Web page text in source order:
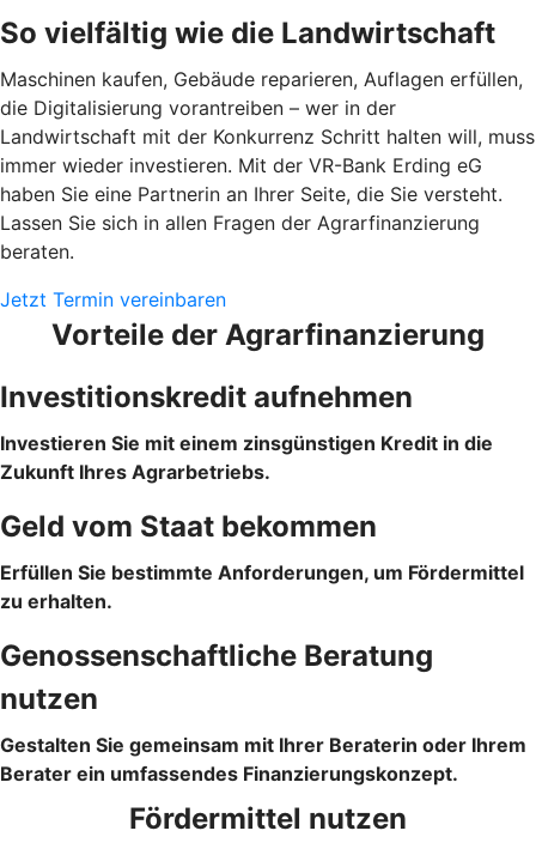
So vielfältig wie die Landwirtschaft
Maschinen kaufen, Gebäude reparieren, Auflagen erfüllen,
die Digitalisierung vorantreiben – wer in der
Landwirtschaft mit der Konkurrenz Schritt halten will, muss
immer wieder investieren. Mit der VR-Bank Erding eG
haben Sie eine Partnerin an Ihrer Seite, die Sie versteht.
Lassen Sie sich in allen Fragen der Agrarfinanzierung
beraten.
Jetzt Termin vereinbaren
Vorteile der Agrarfinanzierung
Investitionskredit aufnehmen
Investieren Sie mit einem zinsgünstigen Kredit in die
Zukunft Ihres Agrarbetriebs.
Geld vom Staat bekommen
Erfüllen Sie bestimmte Anforderungen, um Fördermittel
zu erhalten.
Genossenschaftliche Beratung
nutzen
Gestalten Sie gemeinsam mit Ihrer Beraterin oder Ihrem
Berater ein umfassendes Finanzierungskonzept.
Fördermittel nutzen